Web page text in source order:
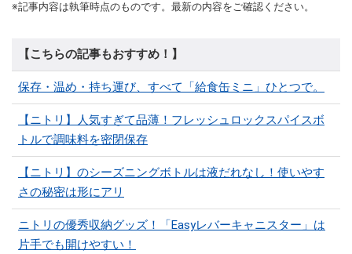
※記事内容は執筆時点のものです。最新の内容をご確認ください。
【こちらの記事もおすすめ！】
保存・温め・持ち運び、すべて「給食缶ミニ」ひとつで。
【ニトリ】人気すぎて品薄！フレッシュロックスパイスボ
トルで調味料を密閉保存
【ニトリ】のシーズニングボトルは液だれなし！使いやす
さの秘密は形にアリ
ニトリの優秀収納グッズ！「Easyレバーキャニスター」は
片手でも開けやすい！